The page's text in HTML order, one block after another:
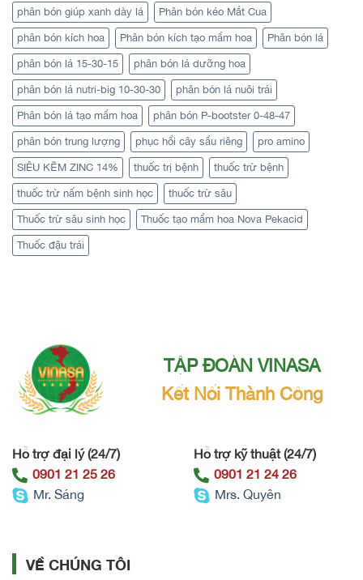
phân bón giúp xanh dày lá Phân bón kéo Mắt Cua
phân bón kích hoa Phân bón kích tạo mầm hoa Phân bón lá
phân bón lá 15-30-15 phân bón lá dưỡng hoa
phân bón lá nutri-big 10-30-30 phân bón lá nuôi trái
Phân bón lá tạo mầm hoa phân bón P-bootster 0-48-47
phân bón trung lượng phục hồi cây sầu riêng pro amino
SIÊU KẼM ZINC 14% thuốc trị bệnh thuốc trừ bệnh
thuốc trừ nấm bệnh sinh học thuốc trừ sâu
Thuốc trừ sâu sinh học Thuốc tạo mầm hoa Nova Pekacid
Thuốc đậu trái
TẬP ĐOÀN VINASA
Kết Nối Thành Công
Hỗ trợ đại lý (24/7)
0901 21 25 26
Mr. Sáng
Hỗ trợ kỹ thuật (24/7)
0901 21 24 26
Mrs. Quyên
VỀ CHÚNG TÔI